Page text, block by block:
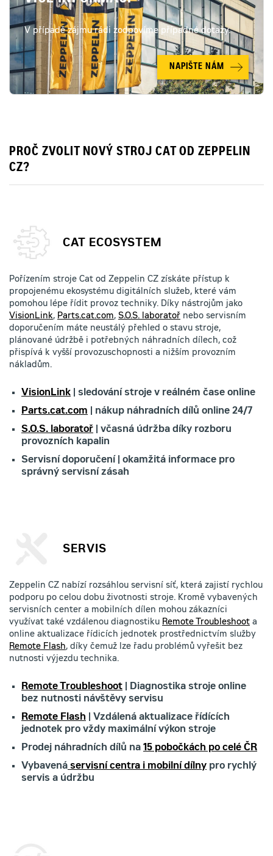
V případě zájmu rádi zodpovíme případné dotazy.
NAPIŠTE NÁM
PROČ ZVOLIT NOVÝ STROJ CAT OD ZEPPELIN
CZ?
CAT ECOSYSTEM
Pořízením stroje Cat od Zeppelin CZ získáte přístup k
propojenému ekosystému digitálních služeb, které vám
pomohou lépe řídit provoz techniky. Díky nástrojům jako
VisionLink, Parts.cat.com, S.O.S. laboratoř nebo servisním
doporučením máte neustálý přehled o stavu stroje,
plánované údržbě i potřebných náhradních dílech, což
přispívá k vyšší provozuschopnosti a nižším provozním
nákladům.
VisionLink | sledování stroje v reálném čase online
Parts.cat.com | nákup náhradních dílů online 24/7
S.O.S. laboratoř | včasná údržba díky rozboru
provozních kapalin
Servisní doporučení | okamžitá informace pro
správný servisní zásah
SERVIS
Zeppelin CZ nabízí rozsáhlou servisní síť, která zajistí rychlou
podporu po celou dobu životnosti stroje. Kromě vybavených
servisních center a mobilních dílen mohou zákazníci
využívat také vzdálenou diagnostiku Remote Troubleshoot a
online aktualizace řídicích jednotek prostřednictvím služby
Remote Flash, díky čemuž lze řadu problémů vyřešit bez
nutnosti výjezdu technika.
Remote Troubleshoot | Diagnostika stroje online
bez nutnosti návštěvy servisu
Remote Flash | Vzdálená aktualizace řídících
jednotek pro vždy maximální výkon stroje
Prodej náhradních dílů na 15 pobočkách po celé ČR
Vybavená servisní centra i mobilní dílny pro rychlý
servis a údržbu